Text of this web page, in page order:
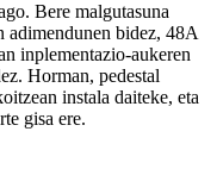
Bere malgutasuna
adimendunen bidez, 48A
inplementazio-aukeren
Horman, pedestal
instala daiteke, eta
gisa ere.